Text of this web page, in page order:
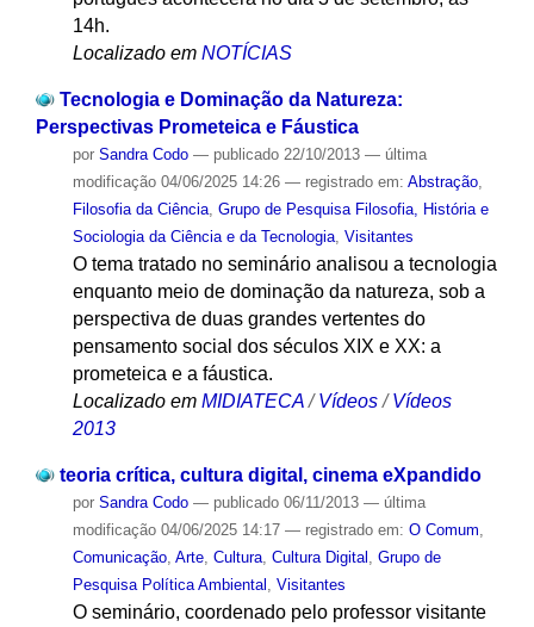
14h.
Localizado em NOTÍCIAS
Tecnologia e Dominação da Natureza:
Perspectivas Prometeica e Fáustica
por Sandra Codo — publicado22/10/2013 — última
modificação04/06/2025 14:26 — registrado em: Abstração,
Filosofia da Ciência, Grupo de Pesquisa Filosofia, História e
Sociologia da Ciência e da Tecnologia, Visitantes
O tema tratado no seminário analisou a tecnologia
enquanto meio de dominação da natureza, sob a
perspectiva de duas grandes vertentes do
pensamento social dos séculos XIX e XX: a
prometeica e a fáustica.
Localizado em MIDIATECA /Vídeos /Vídeos
2013
teoria crítica, cultura digital, cinema eXpandido
por Sandra Codo — publicado06/11/2013 — última
modificação04/06/2025 14:17 — registrado em: O Comum
Comunicação, Arte, Cultura, Cultura Digital Grupo de
Pesquisa Política Ambiental Visitantes
O seminário, coordenado pelo professor visitante